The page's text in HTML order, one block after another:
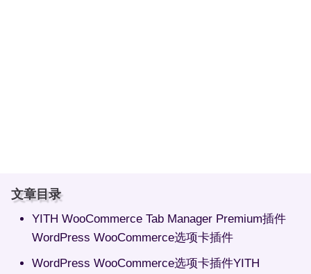
文章目录
YITH WooCommerce Tab Manager Premium插件
WordPress WooCommerce选项卡插件
WordPress WooCommerce选项卡插件YITH